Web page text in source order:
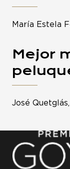
María Estela
Mejor
José